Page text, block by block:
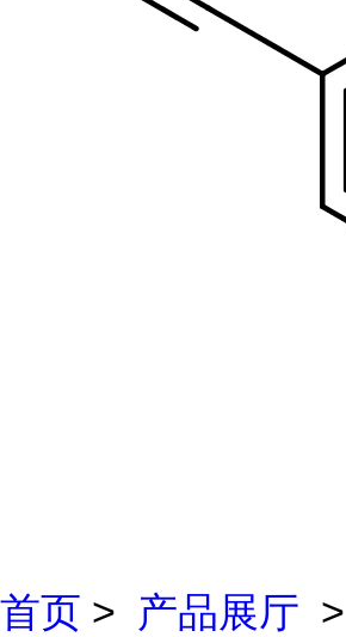
首页 > 产品展厅 >